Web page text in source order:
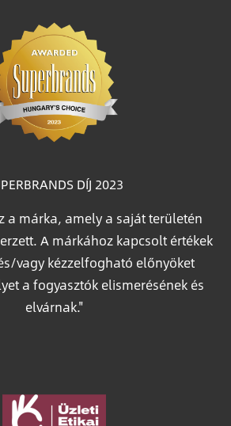
DÍJ 2023
a márka, amely a saját területén
A márkához kapcsolt értékek
vagy kézzelfogható előnyöket
a fogyasztók elismerésének és
elvárnak."